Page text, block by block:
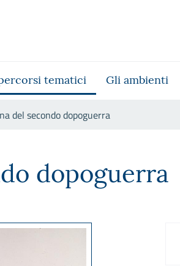
tematici Gli ambienti
del secondo dopoguerra
dopoguerra